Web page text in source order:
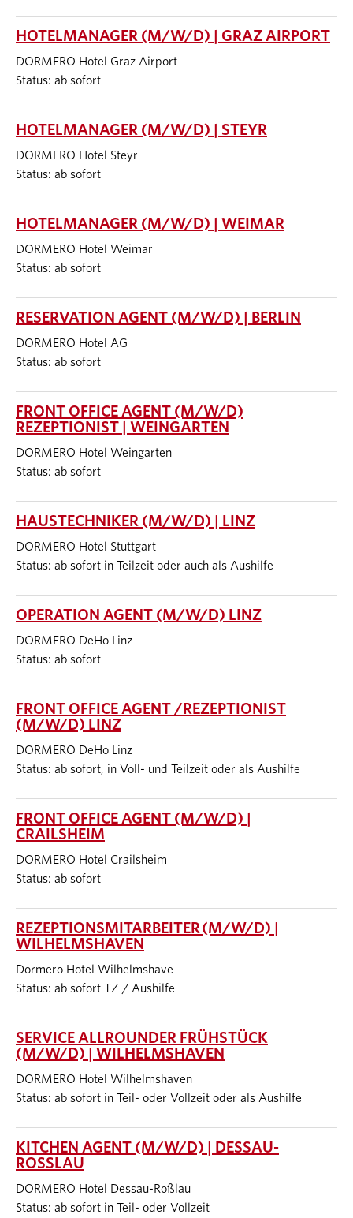
HOTELMANAGER (M/W/D) | GRAZ AIRPORT
DORMERO Hotel Graz Airport
Status: ab sofort
HOTELMANAGER (M/W/D) | STEYR
DORMERO Hotel Steyr
Status: ab sofort
HOTELMANAGER (M/W/D) | WEIMAR
DORMERO Hotel Weimar
Status: ab sofort
RESERVATION AGENT (M/W/D) | BERLIN
DORMERO Hotel AG
Status: ab sofort
FRONT OFFICE AGENT (M/W/D)
REZEPTIONIST | WEINGARTEN
DORMERO Hotel Weingarten
Status: ab sofort
HAUSTECHNIKER (M/W/D) | LINZ
DORMERO Hotel Stuttgart
Status: ab sofort in Teilzeit oder auch als Aushilfe
OPERATION AGENT (M/W/D) LINZ
DORMERO DeHo Linz
Status: ab sofort
FRONT OFFICE AGENT /REZEPTIONIST
(M/W/D) LINZ
DORMERO DeHo Linz
Status: ab sofort, in Voll- und Teilzeit oder als Aushilfe
FRONT OFFICE AGENT (M/W/D) |
CRAILSHEIM
DORMERO Hotel Crailsheim
Status: ab sofort
REZEPTIONSMITARBEITER (M/W/D) |
WILHELMSHAVEN
Dormero Hotel Wilhelmshave
Status: ab sofort TZ / Aushilfe
SERVICE ALLROUNDER FRÜHSTÜCK
(M/W/D) | WILHELMSHAVEN
DORMERO Hotel Wilhelmshaven
Status: ab sofort in Teil- oder Vollzeit oder als Aushilfe
KITCHEN AGENT (M/W/D) | DESSAU-
ROSSLAU
DORMERO Hotel Dessau-Roßlau
Status: ab sofort in Teil- oder Vollzeit